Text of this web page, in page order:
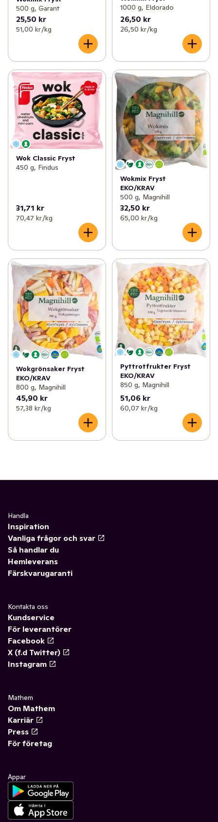
500 g, Garant
25,50 kr
51,00 kr /kg
1000 g, Eldorado
26,50 kr
26,50 kr /kg
Wok Classic Fryst
450 g, Findus
31,71 kr
70,47 kr /kg
Wokmix Fryst
EKO/KRAV
500 g, Magnihill
32,50 kr
65,00 kr /kg
Wokgrönsaker Fryst
EKO/KRAV
800 g, Magnihill
45,90 kr
57,38 kr /kg
Pyttrotfrukter Fryst
EKO/KRAV
850 g, Magnihill
51,06 kr
60,07 kr /kg
Handla
Inspiration
Vanliga frågor och svar
Så handlar du
Hemleverans
Färskvarugaranti
Kontakta oss
Kundservice
För leverantörer
Facebook
X (f.d Twitter)
Instagram
Mathem
Om Mathem
Karriär
Press
För företag
Appar